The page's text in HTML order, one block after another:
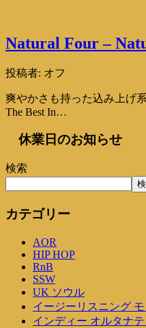
Natural Four –
投稿者: オフ
爽やかさも持った込み上げ
The Best In…
休業日のお知らせ
検索
カテゴリー
AOR
HIP HOP
RnB
SSW
UK ソウル
イージーリスニング
インディー オルタナ